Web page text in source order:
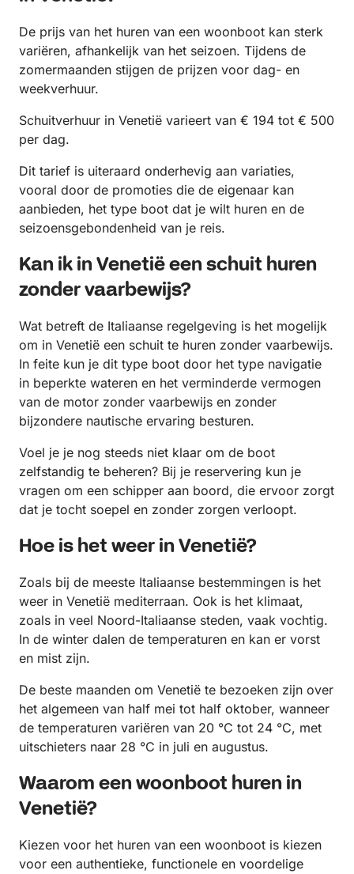
De prijs van het huren van een woonboot kan sterk
variëren, afhankelijk van het seizoen. Tijdens de
zomermaanden stijgen de prijzen voor dag- en
weekverhuur.
Schuitverhuur in Venetië varieert van € 194 tot € 500
per dag.
Dit tarief is uiteraard onderhevig aan variaties,
vooral door de promoties die de eigenaar kan
aanbieden, het type boot dat je wilt huren en de
seizoensgebondenheid van je reis.
Kan ik in Venetië een schuit huren
zonder vaarbewijs?
Wat betreft de Italiaanse regelgeving is het mogelijk
om in Venetië een schuit te huren zonder vaarbewijs.
In feite kun je dit type boot door het type navigatie
in beperkte wateren en het verminderde vermogen
van de motor zonder vaarbewijs en zonder
bijzondere nautische ervaring besturen.
Voel je je nog steeds niet klaar om de boot
zelfstandig te beheren? Bij je reservering kun je
vragen om een schipper aan boord, die ervoor zorgt
dat je tocht soepel en zonder zorgen verloopt.
Hoe is het weer in Venetië?
Zoals bij de meeste Italiaanse bestemmingen is het
weer in Venetië mediterraan. Ook is het klimaat,
zoals in veel Noord-Italiaanse steden, vaak vochtig.
In de winter dalen de temperaturen en kan er vorst
en mist zijn.
De beste maanden om Venetië te bezoeken zijn over
het algemeen van half mei tot half oktober, wanneer
de temperaturen variëren van 20 °C tot 24 °C, met
uitschieters naar 28 °C in juli en augustus.
Waarom een woonboot huren in
Venetië?
Kiezen voor het huren van een woonboot is kiezen
voor een authentieke, functionele en voordelige